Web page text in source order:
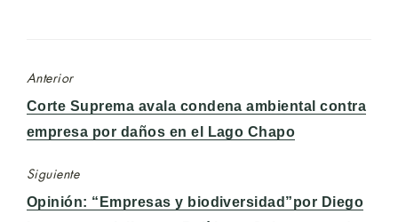
Anterior
Entrada
anterior:
Corte Suprema avala condena ambiental contra
empresa por daños en el Lago Chapo
Siguiente
Entrada
Opinión: “Empresas y biodiversidad”por Diego